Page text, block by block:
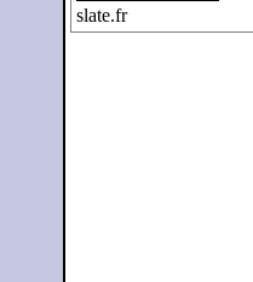
slate.fr